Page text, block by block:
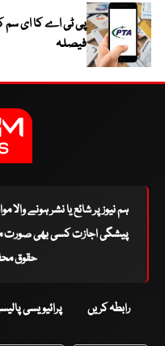
پی ٹی اے کا ای سم
فیصلہ
ہم نیوز پر شائع یا نشر ہونے
پیشگی اجازت کسی بھی صورت
حقوق
رابطہ کریں پرائیویسی